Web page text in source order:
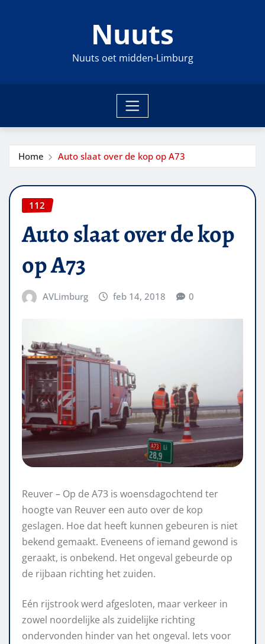
Nuuts
Nuuts oet midden-Limburg
Home Auto slaat over de kop op A73
112
Auto slaat over de kop
op A73
AVLimburg feb 14, 2018 0
Reuver – Op de A73 is woensdagochtend ter
hoogte van Reuver een auto over de kop
geslagen. Hoe dat heeft kunnen gebeuren is niet
bekend gemaakt. Eveneens of iemand gewond is
geraakt, is onbekend. Het ongeval gebeurde op
de rijbaan richting het zuiden.
Eén rijstrook werd afgesloten, maar verkeer in
zowel noordelijke als zuidelijke richting
ondervonden hinder van het ongeval. Iets voor